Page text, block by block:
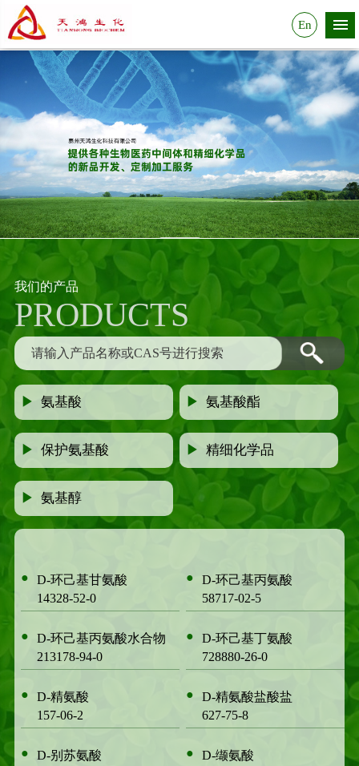
En
我们的产品
PRODUCTS
▶氨基酸 ▶氨基酸酯
▶保护氨基酸 ▶精细化学品
▶氨基醇
●
D-环己基甘氨酸
14328-52-0
●
D-环己基丙氨酸
58717-02-5
●
D-环己基丙氨酸水合物
213178-94-0
●
D-环己基丁氨酸
728880-26-0
●
D-精氨酸
157-06-2
●
D-精氨酸盐酸盐
627-75-8
●
D-别苏氨酸
●
D-缬氨酸